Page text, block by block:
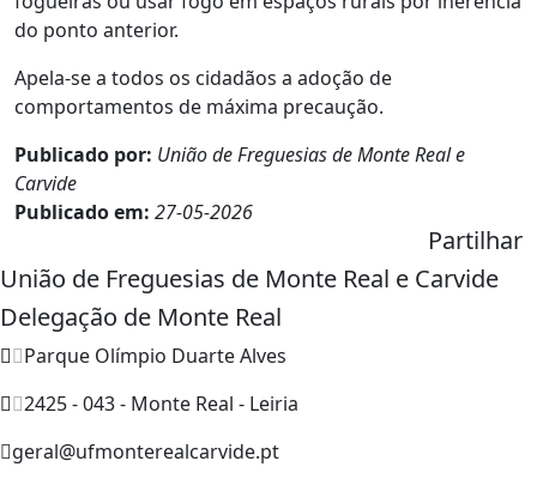
do ponto anterior.
Apela-se a todos os cidadãos a adoção de
comportamentos de máxima precaução.
Publicado por: União de Freguesias de Monte Real e
Carvide
Publicado em: 27-05-2026
Partilhar
União de Freguesias de Monte Real e Carvide
Delegação de Monte Real
Parque Olímpio Duarte Alves
2425 - 043 - Monte Real - Leiria
geral@ufmonterealcarvide.pt